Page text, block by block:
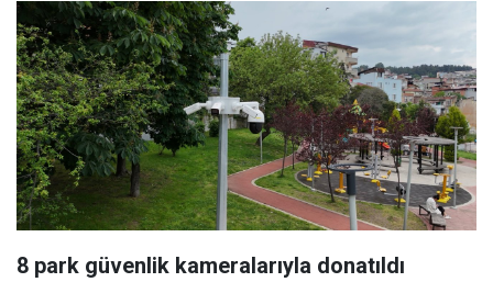
8 park güvenlik kameralarıyla donatıldı